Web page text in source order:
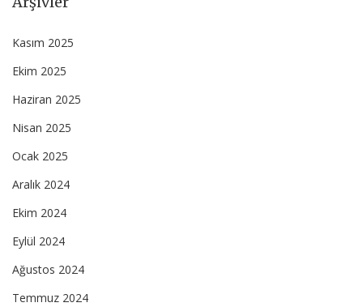
Kasım 2025
Ekim 2025
Haziran 2025
Nisan 2025
Ocak 2025
Aralık 2024
Ekim 2024
Eylül 2024
Ağustos 2024
Temmuz 2024